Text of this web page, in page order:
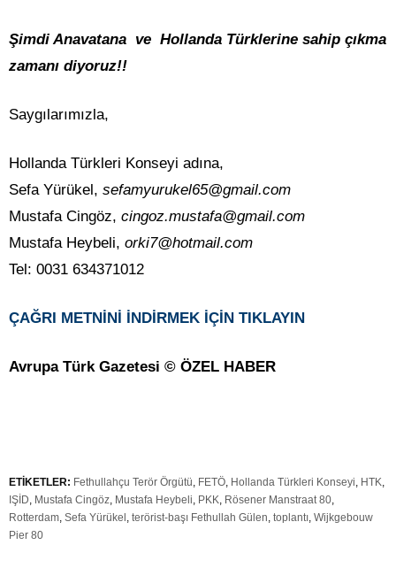
Şimdi Anavatana ve Hollanda Türklerine sahip çıkma
zamanı diyoruz!!
Saygılarımızla,
Hollanda Türkleri Konseyi adına,
Sefa Yürükel, sefamyurukel65@gmail.com
Mustafa Cingöz, cingoz.mustafa@gmail.com
Mustafa Heybeli, orki7@hotmail.com
Tel: 0031 634371012
ÇAĞRI METNİNİ İNDİRMEK İÇİN TIKLAYIN
Avrupa Türk Gazetesi © ÖZEL HABER
ETİKETLER: Fethullahçu Terör Örgütü FETÖ Hollanda Türkleri Konseyi HTK
IŞİD Mustafa Cingöz Mustafa Heybeli PKK Rösener Manstraat 80
Rotterdam Sefa Yürükel terörist-başı Fethullah Gülen toplantı Wijkgebouw
Pier 80